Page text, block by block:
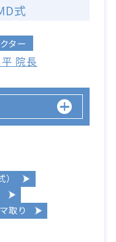
式
ター
院長
取り